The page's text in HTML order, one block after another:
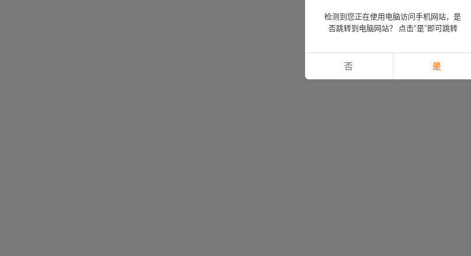
检测到您正在使用电脑访问手机网站，是
否跳转到电脑网站？ 点击“是”即可跳转
否 是